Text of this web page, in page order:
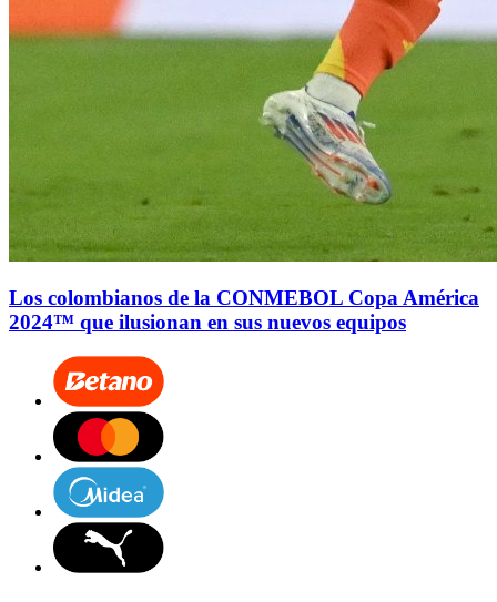
Los colombianos de la CONMEBOL Copa América
2024™ que ilusionan en sus nuevos equipos